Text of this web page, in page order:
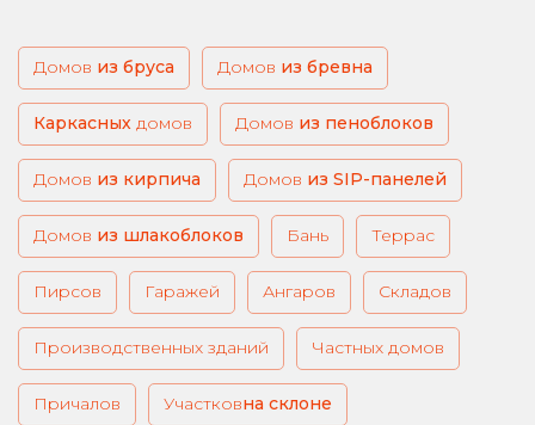
Домов из бруса из бревна
Каркасных домов из пеноблоков
из кирпича из SIP-панелей
из шлакоблоков Бань Террас
Пирсов Гаражей Ангаров Складов
Производственных зданий Частных домов
Причалов Участковна склоне